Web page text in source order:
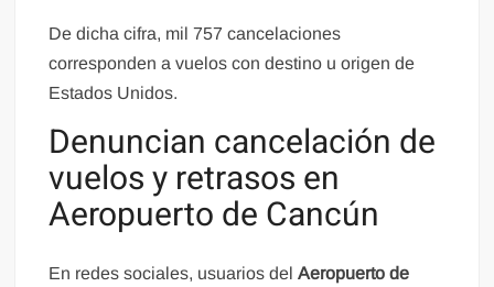
De dicha cifra, mil 757 cancelaciones
corresponden a vuelos con destino u origen de
Estados Unidos.
Denuncian cancelación de
vuelos y retrasos en
Aeropuerto de Cancún
En redes sociales, usuarios delAeropuerto de